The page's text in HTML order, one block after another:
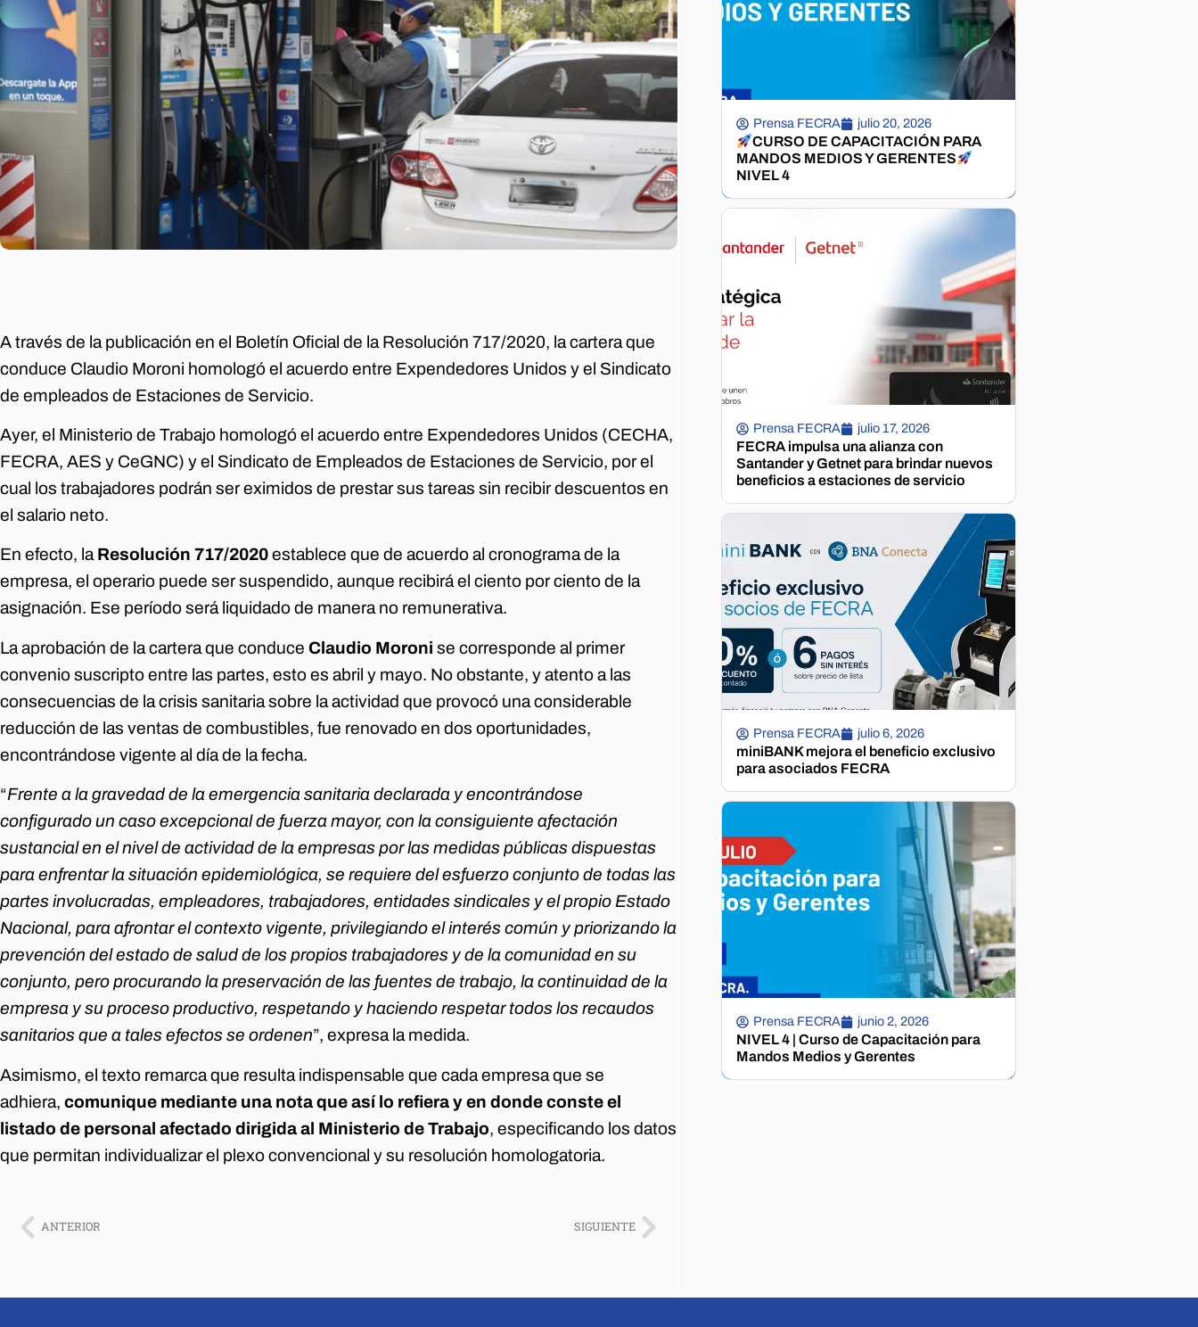
A través de la publicación en el Boletín Oficial de la Resolución 717/2020, la cartera que
conduce Claudio Moroni homologó el acuerdo entre Expendedores Unidos y el Sindicato
de empleados de Estaciones de Servicio.
Ayer, el Ministerio de Trabajo homologó el acuerdo entre Expendedores Unidos (CECHA,
FECRA, AES y CeGNC) y el Sindicato de Empleados de Estaciones de Servicio, por el
cual los trabajadores podrán ser eximidos de prestar sus tareas sin recibir descuentos en
el salario neto.
En efecto, laResolución 717/2020establece que de acuerdo al cronograma de la
empresa, el operario puede ser suspendido, aunque recibirá el ciento por ciento de la
asignación. Ese período será liquidado de manera no remunerativa.
La aprobación de la cartera que conduce Claudio Moroni se corresponde al primer
convenio suscripto entre las partes, esto es abril y mayo. No obstante, y atento a las
consecuencias de la crisis sanitaria sobre la actividad que provocó una considerable
reducción de las ventas de combustibles, fue renovado en dos oportunidades,
encontrándose vigente al día de la fecha.
“Frente a la gravedad de la emergencia sanitaria declarada y encontrándose
configurado un caso excepcional de fuerza mayor, con la consiguiente afectación
sustancial en el nivel de actividad de la empresas por las medidas públicas dispuestas
para enfrentar la situación epidemiológica, se requiere del esfuerzo conjunto de todas las
partes involucradas, empleadores, trabajadores, entidades sindicales y el propio Estado
Nacional, para afrontar el contexto vigente, privilegiando el interés común y priorizando la
prevención del estado de salud de los propios trabajadores y de la comunidad en su
conjunto, pero procurando la preservación de las fuentes de trabajo, la continuidad de la
empresa y su proceso productivo, respetando y haciendo respetar todos los recaudos
sanitarios que a tales efectos se ordenen”, expresa la medida.
Asimismo, el texto remarca que resulta indispensable que cada empresa que se
adhiera, comunique mediante una nota que así lo refiera y en donde conste el
listado de personal afectado dirigida al Ministerio de Trabajo, especificando los datos
que permitan individualizar el plexo convencional y su resolución homologatoria.
ANTERIOR SIGUIENTE
Prensa FECRA julio 20, 2026
CURSO DE CAPACITACIÓN PARA
MANDOS MEDIOS Y GERENTES
NIVEL 4
Prensa FECRA julio 17, 2026
FECRA impulsa una alianza con
Santander y Getnet para brindar nuevos
beneficios a estaciones de servicio
Prensa FECRA julio 6, 2026
miniBANK mejora el beneficio exclusivo
para asociados FECRA
Prensa FECRA junio 2, 2026
NIVEL 4 | Curso de Capacitación para
Mandos Medios y Gerentes